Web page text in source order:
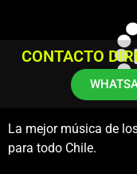
La mejor música de
para todo Chile.
CONTACTO